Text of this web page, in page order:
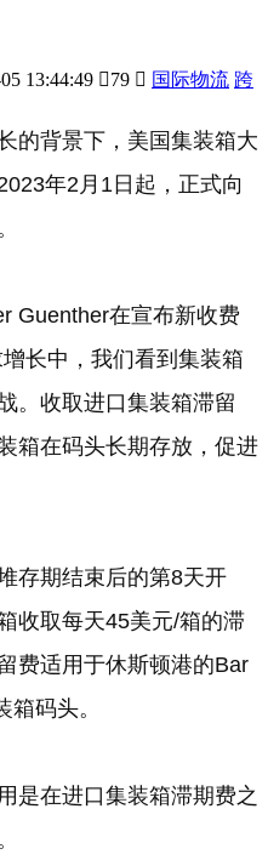
13:44:49 79  国际物流 跨
的背景下，美国集装箱大
年2月1日起，正式向
Guenther在宣布新收费
长中，我们看到集装箱
。收取进口集装箱滞留
箱在码头长期存放，促进
存期结束后的第8天开
收取每天45美元/箱的滞
费适用于休斯顿港的Bar
码头。
是在进口集装箱滞期费之